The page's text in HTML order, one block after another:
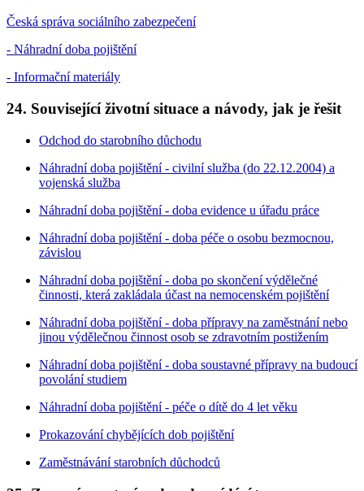
Česká správa sociálního zabezpečení
- Náhradní doba pojištění
- Informační materiály
24. Související životní situace a návody, jak je řešit
Odchod do starobního důchodu
Náhradní doba pojištění - civilní služba (do 22.12.2004) a
vojenská služba
Náhradní doba pojištění - doba evidence u úřadu práce
Náhradní doba pojištění - doba péče o osobu bezmocnou,
závislou
Náhradní doba pojištění - doba po skončení výdělečné
činnosti, která zakládala účast na nemocenském pojištění
Náhradní doba pojištění - doba přípravy na zaměstnání nebo
jinou výdělečnou činnost osob se zdravotním postižením
Náhradní doba pojištění - doba soustavné přípravy na budoucí
povolání studiem
Náhradní doba pojištění - péče o dítě do 4 let věku
Prokazování chybějících dob pojištění
Zaměstnávání starobních důchodců